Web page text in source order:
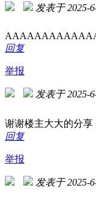
发表于 2025-
回复
举报
发表于 2025-
谢谢楼主大大的分享
回复
举报
发表于 2025-